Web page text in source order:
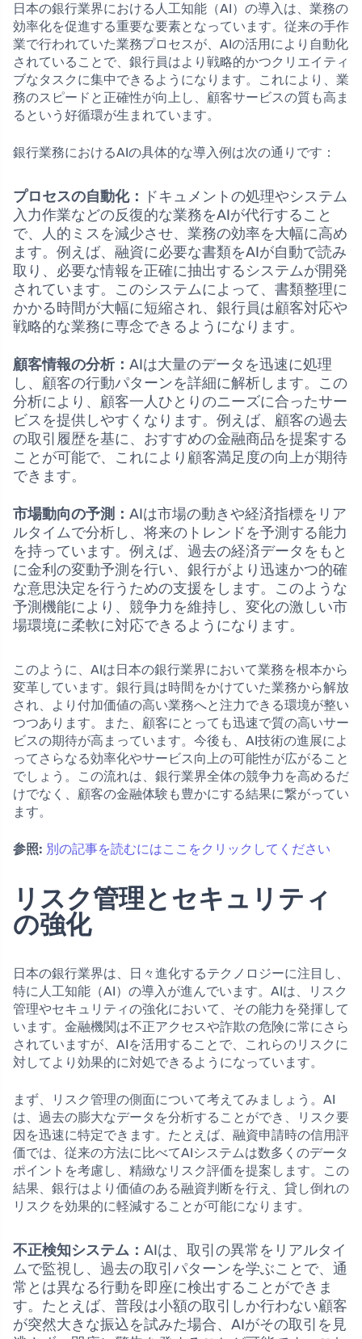
日本の銀行業界における人工知能（AI）の導入は、業務の
効率化を促進する重要な要素となっています。従来の手作
業で行われていた業務プロセスが、AIの活用により自動化
されていることで、銀行員はより戦略的かつクリエイティ
ブなタスクに集中できるようになります。これにより、業
務のスピードと正確性が向上し、顧客サービスの質も高ま
るという好循環が生まれています。
銀行業務におけるAIの具体的な導入例は次の通りです：
プロセスの自動化： ドキュメントの処理やシステム
入力作業などの反復的な業務をAIが代行すること
で、人的ミスを減少させ、業務の効率を大幅に高め
ます。例えば、融資に必要な書類をAIが自動で読み
取り、必要な情報を正確に抽出するシステムが開発
されています。このシステムによって、書類整理に
かかる時間が大幅に短縮され、銀行員は顧客対応や
戦略的な業務に専念できるようになります。
顧客情報の分析： AIは大量のデータを迅速に処理
し、顧客の行動パターンを詳細に解析します。この
分析により、顧客一人ひとりのニーズに合ったサー
ビスを提供しやすくなります。例えば、顧客の過去
の取引履歴を基に、おすすめの金融商品を提案する
ことが可能で、これにより顧客満足度の向上が期待
できます。
市場動向の予測： AIは市場の動きや経済指標をリア
ルタイムで分析し、将来のトレンドを予測する能力
を持っています。例えば、過去の経済データをもと
に金利の変動予測を行い、銀行がより迅速かつ的確
な意思決定を行うための支援をします。このような
予測機能により、競争力を維持し、変化の激しい市
場環境に柔軟に対応できるようになります。
このように、AIは日本の銀行業界において業務を根本から
変革しています。銀行員は時間をかけていた業務から解放
され、より付加価値の高い業務へと注力できる環境が整い
つつあります。また、顧客にとっても迅速で質の高いサー
ビスの期待が高まっています。今後も、AI技術の進展によ
ってさらなる効率化やサービス向上の可能性が広がること
でしょう。この流れは、銀行業界全体の競争力を高めるだ
けでなく、顧客の金融体験も豊かにする結果に繋がってい
ます。
参照: 別の記事を読むにはここをクリックしてください
リスク管理とセキュリティ
の強化
日本の銀行業界は、日々進化するテクノロジーに注目し、
特に人工知能（AI）の導入が進んでいます。AIは、リスク
管理やセキュリティの強化において、その能力を発揮して
います。金融機関は不正アクセスや詐欺の危険に常にさら
されていますが、AIを活用することで、これらのリスクに
対してより効果的に対処できるようになっています。
まず、リスク管理の側面について考えてみましょう。AI
は、過去の膨大なデータを分析することができ、リスク要
因を迅速に特定できます。たとえば、融資申請時の信用評
価では、従来の方法に比べてAIシステムは数多くのデータ
ポイントを考慮し、精緻なリスク評価を提案します。この
結果、銀行はより価値のある融資判断を行え、貸し倒れの
リスクを効果的に軽減することが可能になります。
不正検知システム： AIは、取引の異常をリアルタイ
ムで監視し、過去の取引パターンを学ぶことで、通
常とは異なる行動を即座に検出することができま
す。たとえば、普段は小額の取引しか行わない顧客
が突然大きな振込を試みた場合、AIがその取引を見